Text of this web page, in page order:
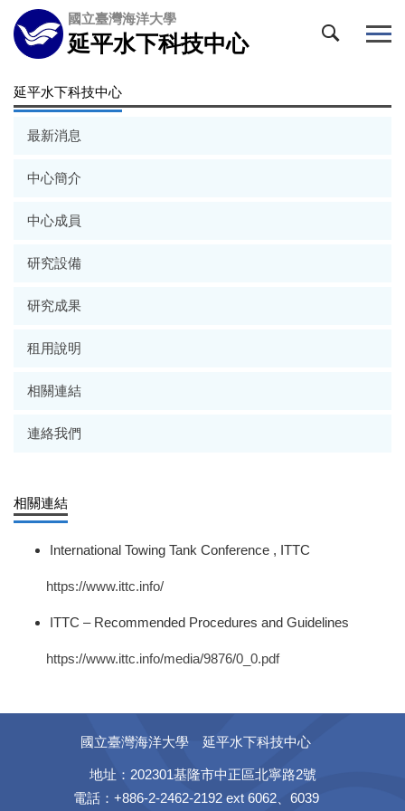
跳
到
主
內
容
國立臺灣海洋大學
延平水下科技中心
延平水下科技中心
最新消息
中心簡介
中心成員
研究設備
研究成果
租用說明
相關連結
連絡我們
相關連結
International Towing Tank Conference , ITTC
https://www.ittc.info/
ITTC – Recommended Procedures and Guidelines
https://www.ittc.info/media/9876/0_0.pdf
國立臺灣海洋大學 延平水下科技中心
地址：202301基隆市中正區北寧路2號
電話：+886-2-2462-2192 ext 6062、6039